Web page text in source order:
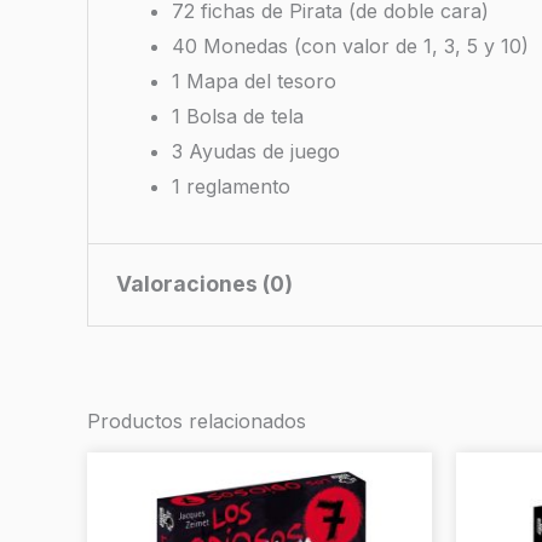
72 fichas de Pirata (de doble cara)
40 Monedas (con valor de 1, 3, 5 y 10)
1 Mapa del tesoro
1 Bolsa de tela
3 Ayudas de juego
1 reglamento
Valoraciones (0)
Debesacceder para publicar una
Productos relacionados